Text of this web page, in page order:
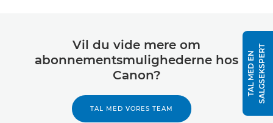
Vil du vide mere om
abonnementsmulighederne hos
Canon?
TAL MED VORES TEAM
T
A
L
M
E
D
E
N
S
A
L
G
S
E
K
S
P
E
RT